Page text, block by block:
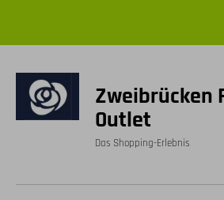
Zweibrücken
Outlet
Das Shopping-Erlebnis